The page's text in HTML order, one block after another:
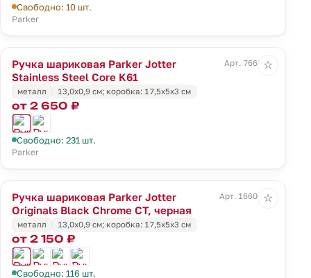
Свободно: 10 шт.
Parker
Ручка шариковая Parker Jotter
Stainless Steel Core K61
Арт. 7660.10
металл 13,0х0,9 см; коробка: 17,5х5х3 см
от 2 650 ₽
Свободно: 231 шт.
Parker
☆
Ручка шариковая Parker Jotter
Originals Black Chrome CT, черная
Арт. 16606.30
металл 13,0х0,9 см; коробка: 17,5х5х3 см
от 2 150 ₽
Свободно: 116 шт.
☆